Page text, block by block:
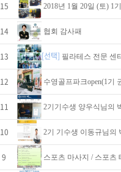
15 2018년 1월 20일 (토) 1
14 협회 감사패
13 [선택] 필라테스 전문 센
12 수영골프파크open(1기
11 2기기수생 양우식님의
10 2기 기수생 이동규님의
9 스포츠 마사지 / 스포츠